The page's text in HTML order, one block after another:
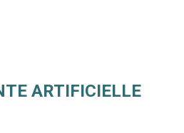
ARTIFICIELLE